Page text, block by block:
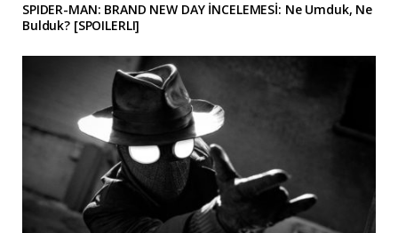
SPIDER-MAN: BRAND NEW DAY İNCELEMESİ: Ne Umduk, Ne
Bulduk? [SPOILERLI]